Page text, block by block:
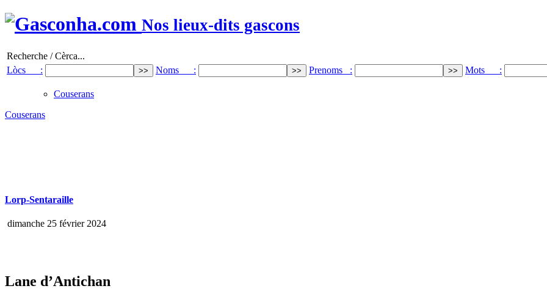
Nos lieux-dits gascons
Recherche / Cèrca...
Lòcs :
Noms : Prenoms : Mots :
Couserans
Couserans
Lorp-Sentaraille
dimanche 25 février 2024
Lane d’Antichan